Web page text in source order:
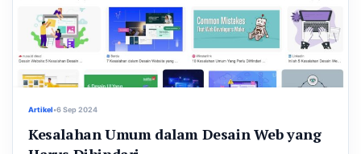
Artikel•6 Sep 2024
Kesalahan Umum dalam Desain Web yang